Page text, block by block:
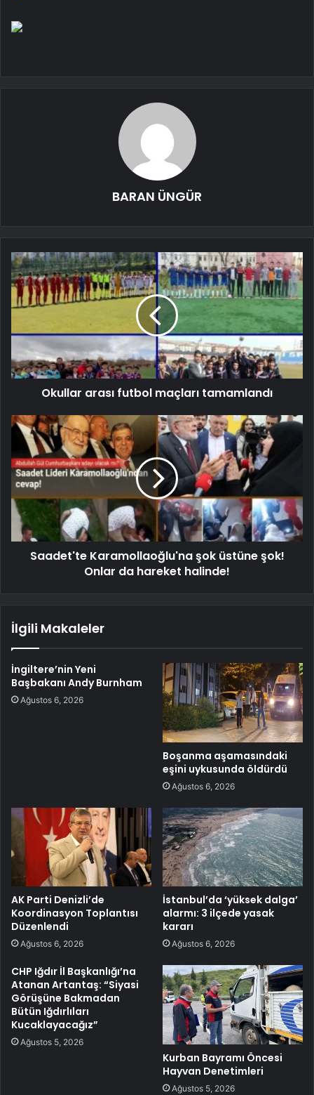
BARAN ÜNGÜR
Okullar arası futbol maçları tamamlandı
Saadet'te Karamollaoğlu'na şok üstüne şok!
Onlar da hareket halinde!
İlgili Makaleler
İngiltere’nin Yeni
Başbakanı Andy Burnham
Ağustos 6, 2026
Boşanma aşamasındaki
eşini uykusunda öldürdü
Ağustos 6, 2026
AK Parti Denizli’de
Koordinasyon Toplantısı
Düzenlendi
Ağustos 6, 2026
İstanbul’da ‘yüksek dalga’
alarmı: 3 ilçede yasak
kararı
Ağustos 6, 2026
CHP Iğdır İl Başkanlığı’na
Atanan Artantaş: “Siyasi
Görüşüne Bakmadan
Bütün Iğdırlıları
Kucaklayacağız”
Ağustos 5, 2026
Kurban Bayramı Öncesi
Hayvan Denetimleri
Ağustos 5, 2026